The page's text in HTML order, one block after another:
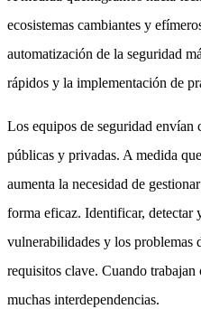
ecosistemas cambiantes y
automatización de la seguridad
rápidos y la implementación de
Los equipos de seguridad envían
públicas y privadas. A medida
aumenta la necesidad de
forma eficaz. Identificar, detectar
vulnerabilidades y los problemas
requisitos clave. Cuando trabajan
muchas interdependencias.